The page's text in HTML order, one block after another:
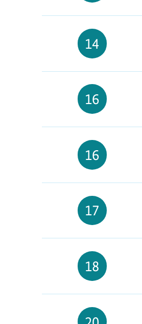
14
14.
16
16.
16
16.
17
17.
18
18.